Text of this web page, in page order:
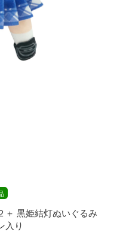
＋ 黒姫結灯ぬいぐるみ
入り